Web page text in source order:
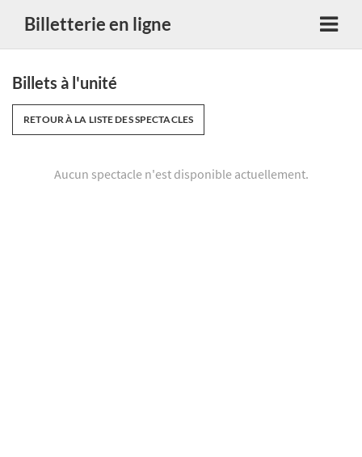
Billetterie en ligne
Billets à l'unité
RETOUR À LA LISTE DES SPECTACLES
Aucun spectacle n'est disponible actuellement.